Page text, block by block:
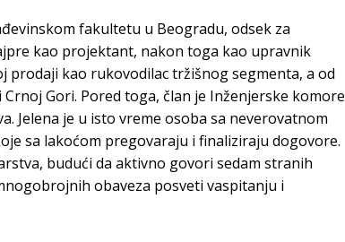
fakultetu u Beogradu, odsek za
kao projektant, nakon toga kao upravnik
kao rukovodilac tržišnog segmenta, a od
Gori. Pored toga, član je Inženjerske komore
Jelena je u isto vreme osoba sa neverovatnom
sa lakoćom pregovaraju i finaliziraju dogovore.
budući da aktivno govori sedam stranih
obaveza posveti vaspitanju i